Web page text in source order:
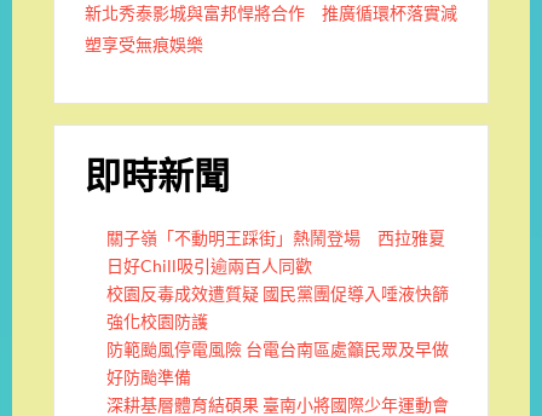
新北秀泰影城與富邦悍將合作 推廣循環杯落實減
塑享受無痕娛樂
即時新聞
關子嶺「不動明王踩街」熱鬧登場 西拉雅夏
日好Chill吸引逾兩百人同歡
校園反毒成效遭質疑 國民黨團促導入唾液快篩
強化校園防護
防範颱風停電風險 台電台南區處籲民眾及早做
好防颱準備
深耕基層體育結碩果 臺南小將國際少年運動會